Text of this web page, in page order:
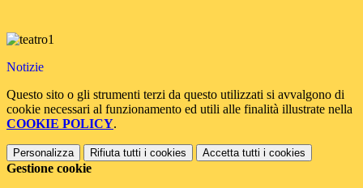
Notizie
Questo sito o gli strumenti terzi da questo utilizzati si avvalgono di
cookie necessari al funzionamento ed utili alle finalità illustrate nella
COOKIE POLICY.
Personalizza Rifiuta tutti i cookies Accetta tutti i cookies
Gestione cookie